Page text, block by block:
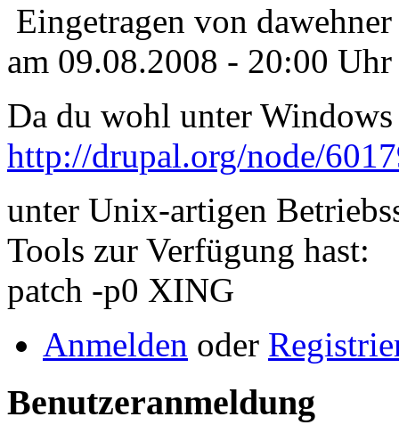
Eingetragen von
am 09.08.2008 - 20:00 Uhr
Da du wohl unter
http://drupal.org/node/
unter Unix-artigen
Tools zur Verfügung hast:
patch -p0 XING
Anmelden oder
Benutzeranmeldung